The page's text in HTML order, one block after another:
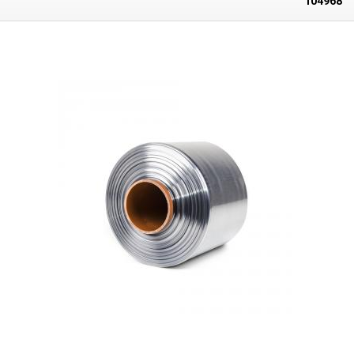
. Bei Erwärmung mit einer Heißluftpistole schrumpft die
Folie und passt sich der Breite der Verpackung und ihrer Form an, das
Verpackungen verwendet werden kann. Die Flasche auf dem Bild ist nur
PVC-Folie kann für alle ähnlichen Flaschen,
Verpackungen und Tuben mit einem Durchmesser von bis zu 86 mm
Zum Schrumpfen ist es ideal, eine Heißluftpistole
zusammen mit einem Aufsatz zu verwenden . Die Flasche ist nicht im
Lieferumfang enthalten.Verpackung:1Stück PVC-Schrumpffolie